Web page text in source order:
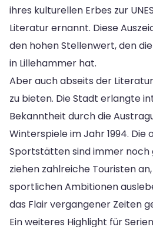
ihres kulturellen Erbes zur
Literatur ernannt. Diese
den hohen Stellenwert, den
in Lillehammer hat.
Aber auch abseits der
zu bieten. Die Stadt erlangte
Bekanntheit durch die
Winterspiele im Jahr 1994. Die
Sportstätten sind immer noch
ziehen zahlreiche Touristen
sportlichen Ambitionen
das Flair vergangener Zeiten
Ein weiteres Highlight für